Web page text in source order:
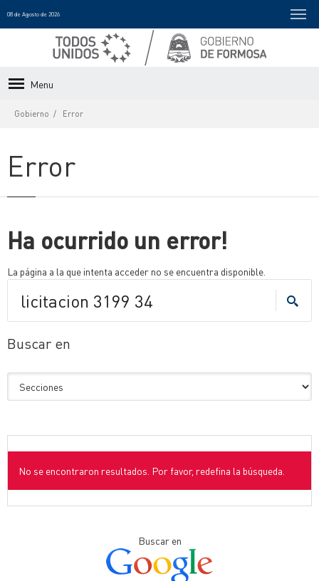
08 de Agosto de 2026
Menu
Gobierno Error
Error
Ha ocurrido un error!
La página a la que intenta acceder no se encuentra disponible.
Buscar en
No se encontraron resultados. Por favor, redefina la búsqueda.
Buscar en